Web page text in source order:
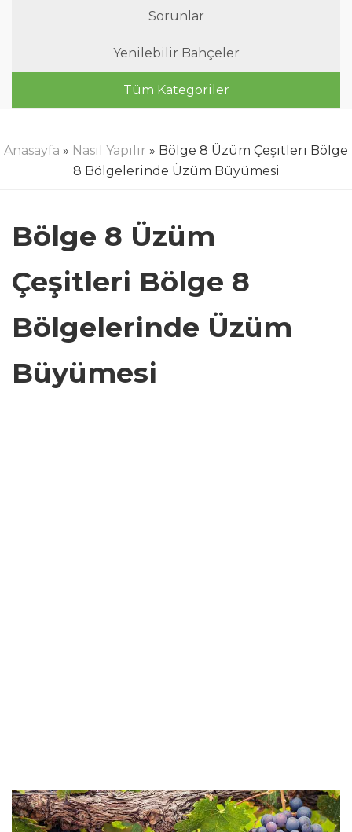
Sorunlar
Yenilebilir Bahçeler
Tüm Kategoriler
Anasayfa » Nasıl Yapılır » Bölge 8 Üzüm Çeşitleri Bölge
8 Bölgelerinde Üzüm Büyümesi
Bölge 8 Üzüm
Çeşitleri Bölge 8
Bölgelerinde Üzüm
Büyümesi